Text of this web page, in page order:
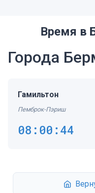
Время в
Города
Гамильтон
Пемброк-Пэриш
08:00:44